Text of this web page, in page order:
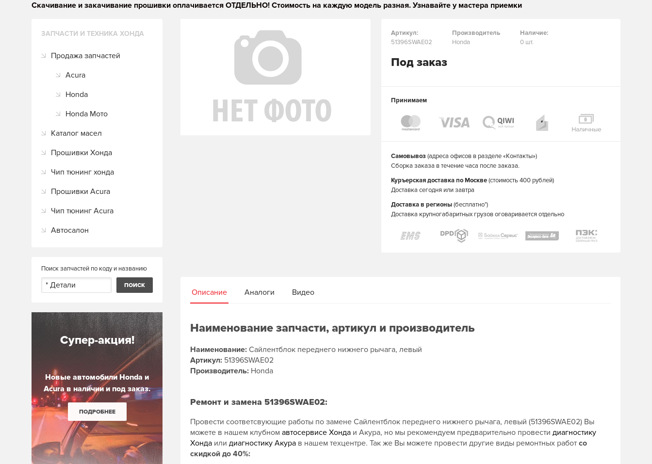
Скачивание и закачивание прошивки оплачивается ОТДЕЛЬНО! Стоимость на каждую модель разная. Узнавайте у мастера приемки
ЗАПЧАСТИ И ТЕХНИКА ХОНДА
Продажа запчастей
Acura
Honda
Honda Мото
Каталог масел
Прошивки Хонда
Чип тюнинг хонда
Прошивки Acura
Чип тюнинг Acura
Автосалон
Поиск запчастей по коду и названию
Супер-акция!
Новые автомобили Honda и
Acura в наличии и под заказ.
ПОДРОБНЕЕ
Артикул:
51396SWAE02
Производитель
Honda
Наличие:
0 шт.
Под заказ
Принимаем
Самовывоз (адреса офисов в разделе «Контакты»)
Сборка заказа в течение часа после заказа.
Куръерская доставка по Москве(стоимость 400 рублей)
Доставка сегодня или завтра
Доставка в регионы(бесплатно*)
Доставка крупногабаритных грузов оговаривается отдельно
Описание Аналоги Видео
Наименование запчасти, артикул и производитель
Наименование: Сайлентблок переднего нижнего рычага, левый
Артикул: 51396SWAE02
Производитель: Honda
Ремонт и замена 51396SWAE02:
Провести соответсвующие работы по замене Сайлентблок переднего нижнего рычага, левый (51396SWAE02) Вы
можете в нашем клубном автосервисе Хонда и Акура, но мы рекомендуем предварительно провести диагностику
Хонда или диагностику Акура в нашем техцентре. Так же Вы можете провести другие виды ремонтных работ со
скидкой до 40%: